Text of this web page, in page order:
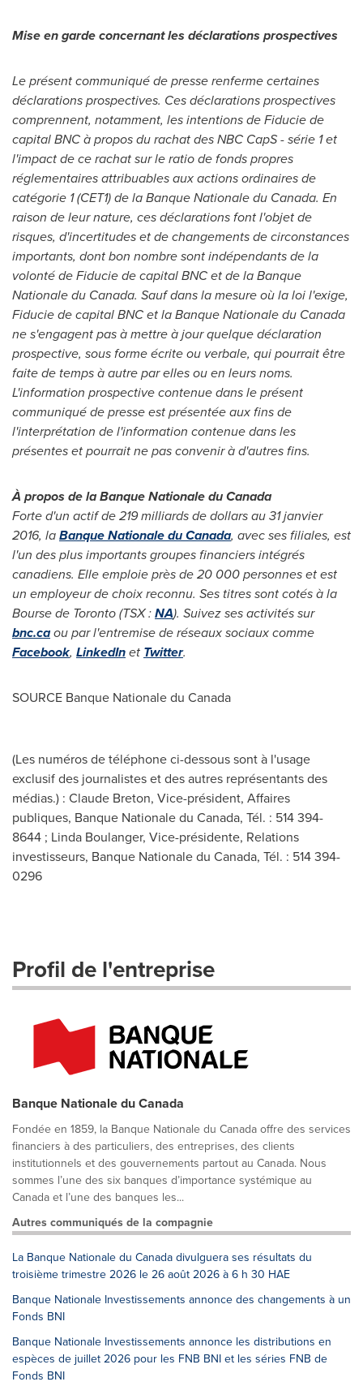
Mise en garde concernant les déclarations prospectives
Le présent communiqué de presse renferme certaines
déclarations prospectives. Ces déclarations prospectives
comprennent, notamment, les intentions de Fiducie de
capital BNC à propos du rachat des NBC CapS - série 1 et
l'impact de ce rachat sur le ratio de fonds propres
réglementaires attribuables aux actions ordinaires de
catégorie 1 (CET1) de la Banque Nationale du Canada. En
raison de leur nature, ces déclarations font l'objet de
risques, d'incertitudes et de changements de circonstances
importants, dont bon nombre sont indépendants de la
volonté de Fiducie de capital BNC et de la Banque
Nationale du Canada. Sauf dans la mesure où la loi l'exige,
Fiducie de capital BNC et la Banque Nationale du Canada
ne s'engagent pas à mettre à jour quelque déclaration
prospective, sous forme écrite ou verbale, qui pourrait être
faite de temps à autre par elles ou en leurs noms.
L'information prospective contenue dans le présent
communiqué de presse est présentée aux fins de
l'interprétation de l'information contenue dans les
présentes et pourrait ne pas convenir à d'autres fins.
À propos de la Banque Nationale duCanada
Forte d'un actif de 219 milliards de dollars au 31 janvier
2016, laBanque Nationale duCanada, avec ses filiales, est
l'un des plus importants groupes financiers intégrés
canadiens. Elle emploie près de 20 000 personnes et est
un employeur de choix reconnu. Ses titres sont cotés à la
Bourse de Toronto(TSX :NA). Suivez ses activités sur
bnc.caou par l'entremise de réseaux sociaux comme
Facebook, LinkedInet Twitter.
SOURCE Banque Nationale du Canada
(Les numéros de téléphone ci-dessous sont à l'usage
exclusif des journalistes et des autres représentants des
médias.) : Claude Breton, Vice-président, Affaires
publiques, Banque Nationale du Canada, Tél. : 514 394-
8644 ; Linda Boulanger, Vice-présidente, Relations
investisseurs, Banque Nationale du Canada, Tél. : 514 394-
0296
Profil de l'entreprise
Banque Nationale du Canada
Fondée en 1859, la Banque Nationale du Canada offre des services
financiers à des particuliers, des entreprises, des clients
institutionnels et des gouvernements partout au Canada. Nous
sommes l’une des six banques d’importance systémique au
Canada et l’une des banques les...
Autres communiqués de la compagnie
La Banque Nationale du Canada divulguera ses résultats du
troisième trimestre 2026 le 26 août 2026 à 6 h 30 HAE
Banque Nationale Investissements annonce des changements à un
Fonds BNI
Banque Nationale Investissements annonce les distributions en
espèces de juillet 2026 pour les FNB BNI et les séries FNB de
Fonds BNI